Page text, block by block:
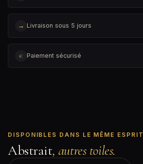
→ Livraison sous 5 jours
€ Paiement sécurisé
DISPONIBLES DANS LE MÊME ESPRIT
Abstrait, autres toiles.